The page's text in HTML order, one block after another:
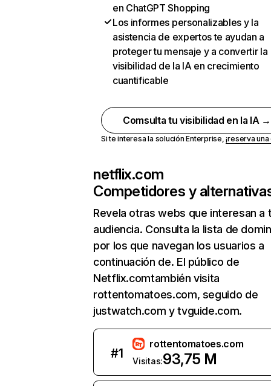
en ChatGPT Shopping
Los informes personalizables y la
asistencia de expertos te ayudan a
proteger tu mensaje y a convertir la
visibilidad de la IA en crecimiento
cuantificable
Comsulta tu visibilidad en la IA →
Si te interesa la solución Enterprise,¡reserva
netflix.com
Competidores y
Revela otras webs que interesan a
audiencia. Consulta la lista de
por los que navegan los usuarios a
continuación de. El público de
Netflix.comtambién visita
rottentomatoes.com, seguido de
justwatch.com y tvguide.com.
#1
rottentomatoes.com
Visitas:93,75 M